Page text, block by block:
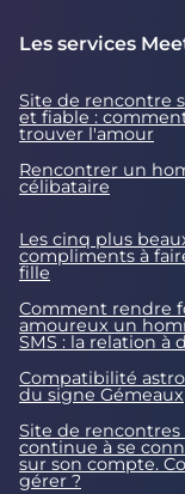
Les services
Site de rencontre
et fiable :
trouver l'amour
Rencontrer un
célibataire
Les cinq plus
compliments à
fille
Comment rendre
amoureux un
SMS : la relation à
Compatibilité
du signe Gémeaux
Site de rencontres
continue à se
sur son compte.
gérer ?